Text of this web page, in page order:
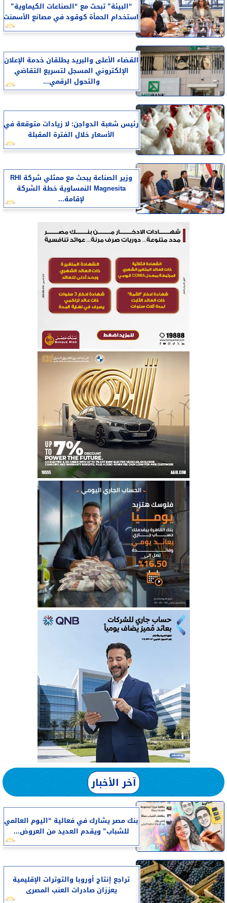
“البيئة” تبحث مع “الصناعات الكيماوية”
استخدام الحمأة كوقود في مصانع الأسمنت
القضاء الأعلى والبريد يطلقان خدمة الإعلان
الإلكتروني المسجل لتسريع التقاضي
والتحول الرقمي...
رئيس شعبة الدواجن: لا زيادات متوقعة في
الأسعار خلال الفترة المقبلة
وزير الصناعة يبحث مع ممثلي شركة RHI
Magnesita النمساوية خطة الشركة
لإقامة...
آخر الأخبار
بنك مصر يشارك في فعالية “اليوم العالمي
للشباب” ويقدم العديد من العروض...
تراجع إنتاج أوروبا والتوترات الإقليمية
يعززان صادرات العنب المصرى